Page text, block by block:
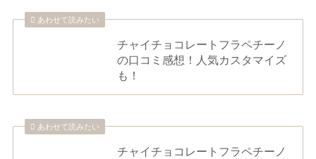
あわせて読みたい
チャイチョコレートフラペチーノ
の口コミ感想！人気カスタマイズ
も！
あわせて読みたい
チャイチョコレートフラペチーノ